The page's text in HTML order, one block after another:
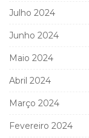
Julho 2024
Junho 2024
Maio 2024
Abril 2024
Março 2024
Fevereiro 2024